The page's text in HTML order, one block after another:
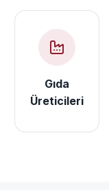
Gıda
Üreticileri